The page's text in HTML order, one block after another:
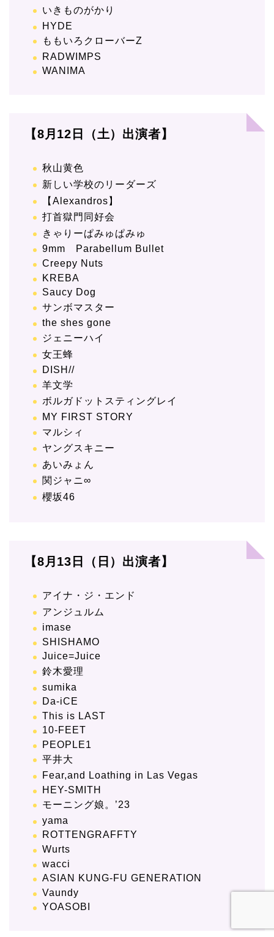
いきものがかり
HYDE
ももいろクローバーZ
RADWIMPS
WANIMA
【8月12日（土）出演者】
秋山黄色
新しい学校のリーダーズ
【Alexandros】
打首獄門同好会
きゃりーぱみゅぱみゅ
9mm Parabellum Bullet
Creepy Nuts
KREBA
Saucy Dog
サンボマスター
the shes gone
ジェニーハイ
女王蜂
DISH//
羊文学
ボルガドットスティングレイ
MY FIRST STORY
マルシィ
ヤングスキニー
あいみょん
関ジャニ∞
櫻坂46
【8月13日（日）出演者】
アイナ・ジ・エンド
アンジュルム
imase
SHISHAMO
Juice=Juice
鈴木愛理
sumika
Da-iCE
This is LAST
10-FEET
PEOPLE1
平井大
Fear,and Loathing in Las Vegas
HEY-SMITH
モーニング娘。’23
yama
ROTTENGRAFFTY
Wurts
wacci
ASIAN KUNG-FU GENERATION
Vaundy
YOASOBI